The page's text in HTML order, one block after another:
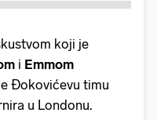
koji je
i Emmom
Đokovićevu timu
u Londonu.